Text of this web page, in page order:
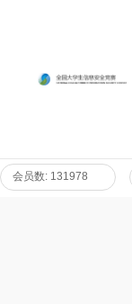
会员数: 131978